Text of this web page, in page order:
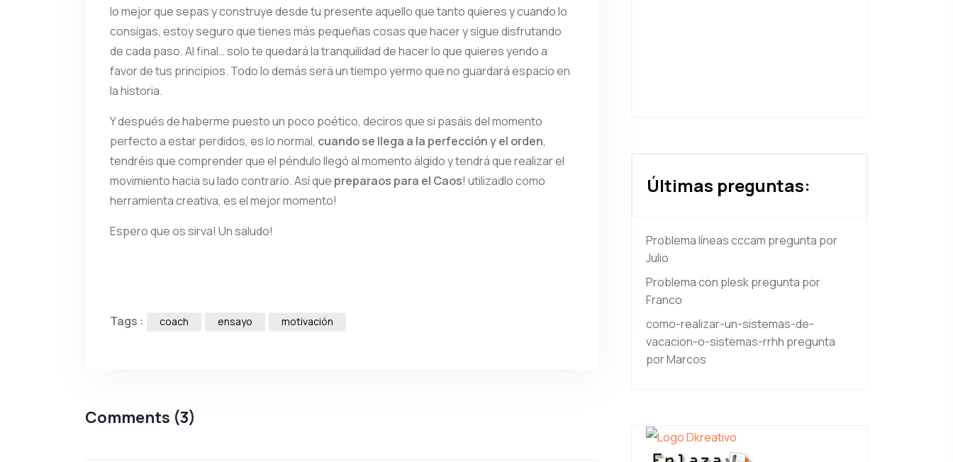
lo mejor que sepas y construye desde tu presente aquello que tanto quieres y cuando lo
consigas, estoy seguro que tienes más pequeñas cosas que hacer y sigue disfrutando
de cada paso. Al final… solo te quedará la tranquilidad de hacer lo que quieres yendo a
favor de tus principios. Todo lo demás será un tiempo yermo que no guardará espacio en
la historia.
Y después de haberme puesto un poco poético, deciros que si pasáis del momento
perfecto a estar perdidos, es lo normal, cuando se llega a la perfección y el orden,
tendréis que comprender que el péndulo llegó al momento álgido y tendrá que realizar el
movimiento hacia su lado contrario. Así que preparaos para el Caos! utilizadlo como
herramienta creativa, es el mejor momento!
Espero que os sirva! Un saludo!
Tags : coach ensayo motivación
Comments (3)
Últimas preguntas:
Problema líneas cccam pregunta por
Julio
Problema con pleskpregunta por
Franco
como-realizar-un-sistemas-de-
vacacion-o-sistemas-rrhh pregunta
por Marcos